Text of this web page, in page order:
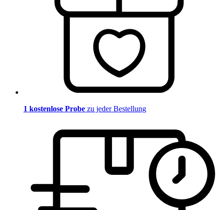
1 kostenlose Probe zu jeder Bestellung